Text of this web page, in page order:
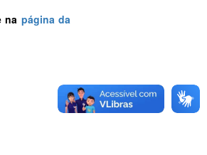
na página da